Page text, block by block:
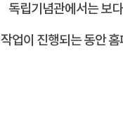
독립기념관에서는 보
작업이 진행되는 동안